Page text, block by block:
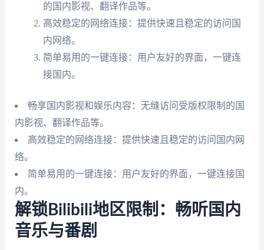
的国内影视、翻译作品等。
高效稳定的网络连接：提供快速且稳定的访问国
内网络。
简单易用的一键连接：用户友好的界面，一键连
接国内。
畅享国内影视和娱乐内容：无缝访问受版权限制的国
内影视、翻译作品等。
高效稳定的网络连接：提供快速且稳定的访问国内网
络。
简单易用的一键连接：用户友好的界面，一键连接国
内。
解锁Bilibili地区限制：畅听国内
音乐与番剧